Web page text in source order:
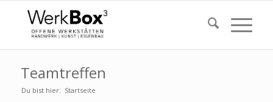
Teamtreffen
Du bist hier: Startseite